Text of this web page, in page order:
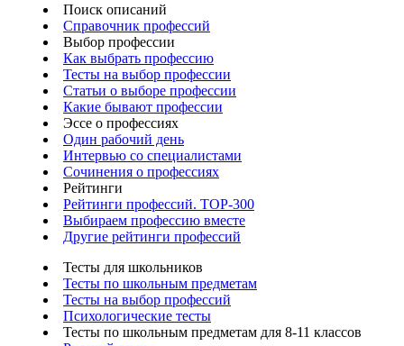
Поиск описаний
Справочник профессий
Выбор профессии
Как выбрать профессию
Тесты на выбор профессии
Статьи о выборе профессии
Какие бывают профессии
Эссе о профессиях
Один рабочий день
Интервью со специалистами
Сочинения о профессиях
Рейтинги
Рейтинги профессий. TOP-300
Выбираем профессию вместе
Другие рейтинги профессий
Тесты для школьников
Тесты по школьным предметам
Тесты на выбор профессий
Психологические тесты
Тесты по школьным предметам для 8-11 классов